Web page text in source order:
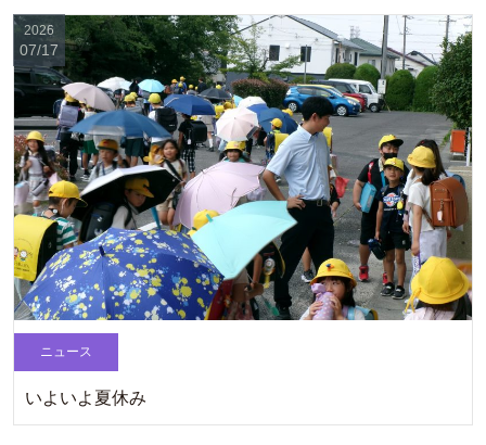
ニュース
いよいよ夏休み
2026
07/17